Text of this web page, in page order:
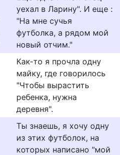
уехал в Ларину". И еще :
"На мне сучья
футболка, а рядом мой
новый отчим."
Как-то я прочла одну
майку, где говорилось
"Чтобы вырастить
ребенка, нужна
деревня".
Ты знаешь, я хочу одну
из этих футболок, на
которых написано "мой